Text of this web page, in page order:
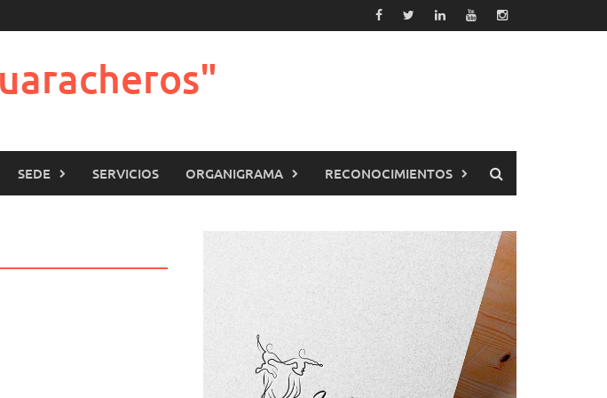
SEDE SERVICIOS ORGANIGRAMA RECONOCIMIENTOS